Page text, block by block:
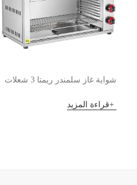
شواية غاز سلمندر ريمتا 3 شعلات
قراءة المزيد